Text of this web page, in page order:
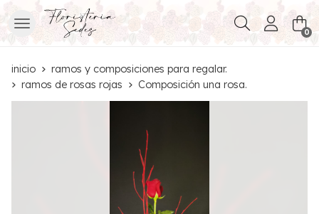
Buscar 0
inicio
ramos y composiciones para regalar.
ramos de rosas rojas
Composición una rosa.